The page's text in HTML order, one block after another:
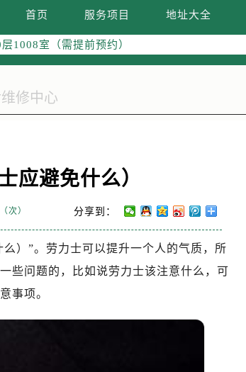
首页 服务项目 地址大全
（需提前预约）
C1-1室（需提前预约）
1008室（需提前预约）
楼35层3508室（需提前预约）
室（需提前预约）
（需提前预约）
2209室（需提前预约）
（需提前预约）
）A1座办公楼14层07室（需提前预约）
层1508室（需提前预约）
字楼15层07室（需提前预约）
（需提前预约）
（需提前预约）
应避免什么）
次） 分享到：
）”。劳力士可以提升一个人的气质，所
些问题的，比如说劳力士该注意什么，可
事项。